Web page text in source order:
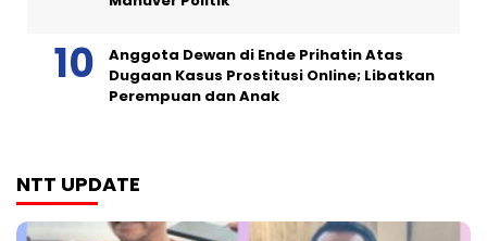
Anggota Dewan di Ende Prihatin Atas
Dugaan Kasus Prostitusi Online; Libatkan
Perempuan dan Anak
NTT UPDATE